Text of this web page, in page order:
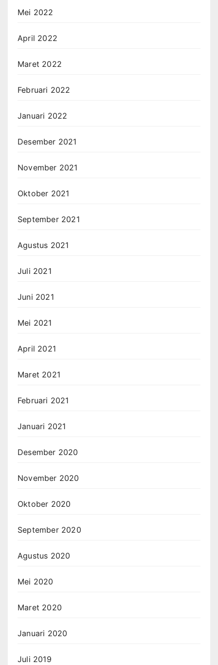
Mei 2022
April 2022
Maret 2022
Februari 2022
Januari 2022
Desember 2021
November 2021
Oktober 2021
September 2021
Agustus 2021
Juli 2021
Juni 2021
Mei 2021
April 2021
Maret 2021
Februari 2021
Januari 2021
Desember 2020
November 2020
Oktober 2020
September 2020
Agustus 2020
Mei 2020
Maret 2020
Januari 2020
Juli 2019